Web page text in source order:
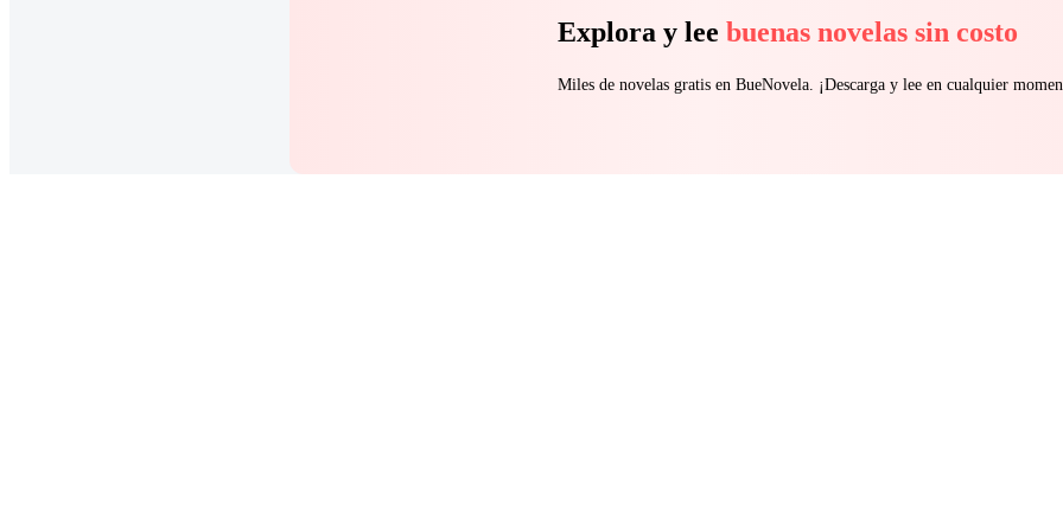
Explora y lee buenas novelas sin costo
Miles de novelas gratis en BueNovela. ¡Descarga y lee en cualquier